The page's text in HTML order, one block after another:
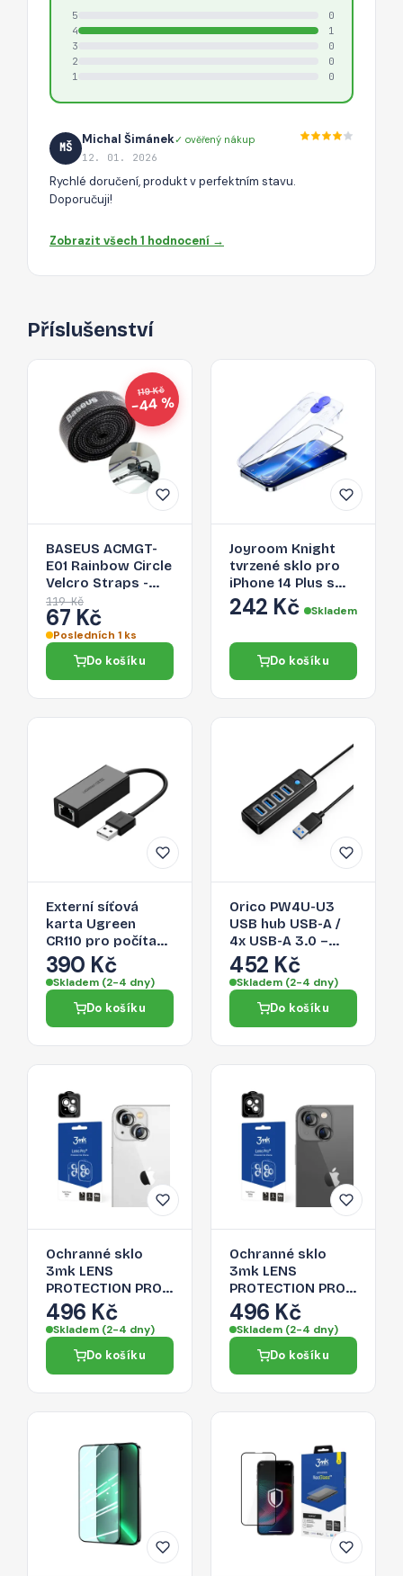
5
0
4
1
3
0
2
0
1
0
MŠ
Michal Šimánek✓ ověřený nákup
12. 01. 2026
Rychlé doručení, produkt v perfektním stavu.
Doporučuji!
Zobrazit všech 1 hodnocení →
Příslušenství
119 Kč
−44 %
BASEUS ACMGT-
E01 Rainbow Circle
Velcro Straps -
páska na suchý zip
pro organizaci
kabelů, 1m, černá
119 Kč
67 Kč
Posledních 1 ks
Do košíku
Joyroom Knight
tvrzené sklo pro
iPhone 14 Plus s
aplikátorem,
průhledné (JR-H11)
242 Kč Skladem
Do košíku
Externí síťová
karta Ugreen
CR110 pro počítač
a chytrý telefon -
černá
390 Kč
Skladem (2-4 dny)
Do košíku
Orico PW4U-U3
USB hub USB-A /
4x USB-A 3.0 –
černá
452 Kč
Skladem (2-4 dny)
Do košíku
Ochranné sklo
3mk LENS
PROTECTION PRO
pro iPhone 14 Plus
- stříbrná
496 Kč
Skladem (2-4 dny)
Do košíku
Ochranné sklo
3mk LENS
PROTECTION PRO
pro iPhone 14 Plus
- šedá
496 Kč
Skladem (2-4 dny)
Do košíku